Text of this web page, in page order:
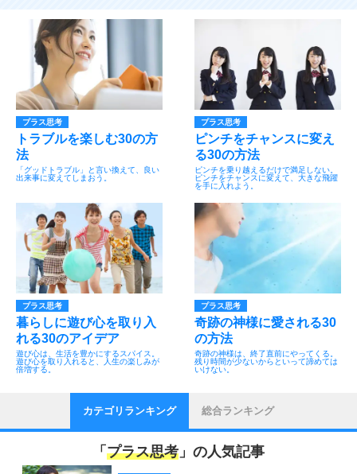
プラス思考
トラブルを楽しむ30の方
法
「グッドトラブル」と言い換えて、良い
出来事に変えてしまおう。
プラス思考
ピンチをチャンスに変え
る30の方法
ピンチを乗り越えるだけで満足しない。
ピンチをチャンスに変えて、大きな飛躍
を手に入れよう。
プラス思考
暮らしに遊び心を取り入
れる30のアイデア
遊び心は、生活を豊かにするスパイス。
遊び心を取り入れると、人生の楽しみが
倍増する。
プラス思考
奇跡の神様に愛される30
の方法
奇跡の神様は、終了直前にやってくる。
残り時間が少ないからといって諦めては
いけない。
カテゴリランキング 総合ランキング
「 プラス思考 」の人気記事